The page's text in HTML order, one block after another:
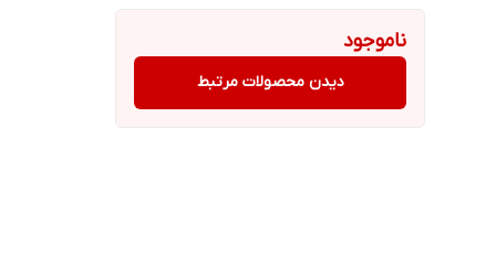
ناموجود
دیدن محصولات مرتبط